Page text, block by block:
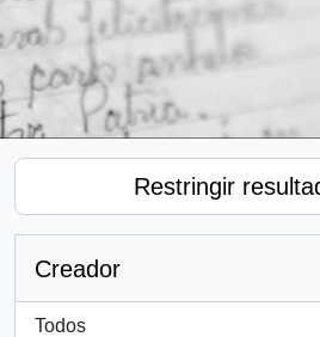
Restringir
Creador
Todos